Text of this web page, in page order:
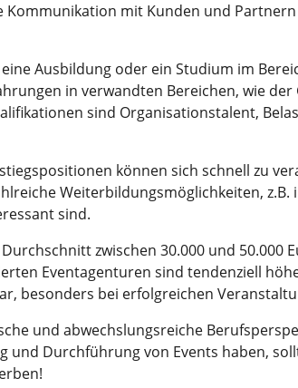
mit Kunden und
Ausbildung oder ein Studium im
in verwandten Bereichen, wie
sind Organisationstalent,
können sich schnell zu
Weiterbildungsmöglichkeiten, z.B.
sind.
zwischen 30.000 und 50.000
Eventagenturen sind tendenziell
besonders bei erfolgreichen
und abwechslungsreiche
Durchführung von Events haben,